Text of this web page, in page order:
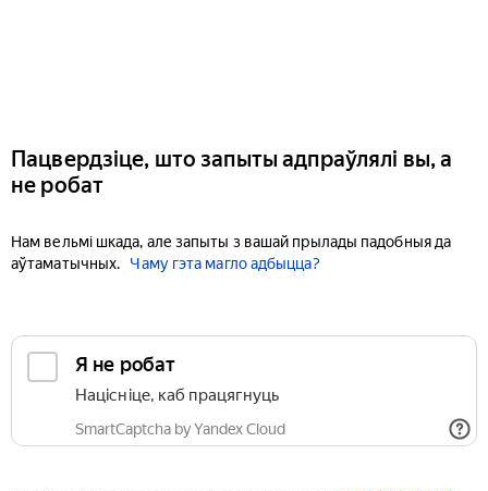
Пацвердзіце, што запыты адпраўлялі вы, а
не робат
Нам вельмі шкада, але запыты з вашай прылады падобныя да
аўтаматычных.
Чаму гэта магло адбыцца?
Я не робат
Націсніце, каб працягнуць
SmartCaptcha by Yandex Cloud